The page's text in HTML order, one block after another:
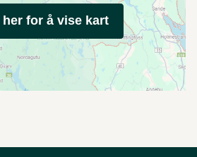
for å vise kart